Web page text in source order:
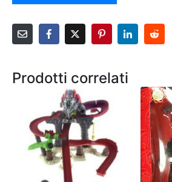
Prodotti correlati